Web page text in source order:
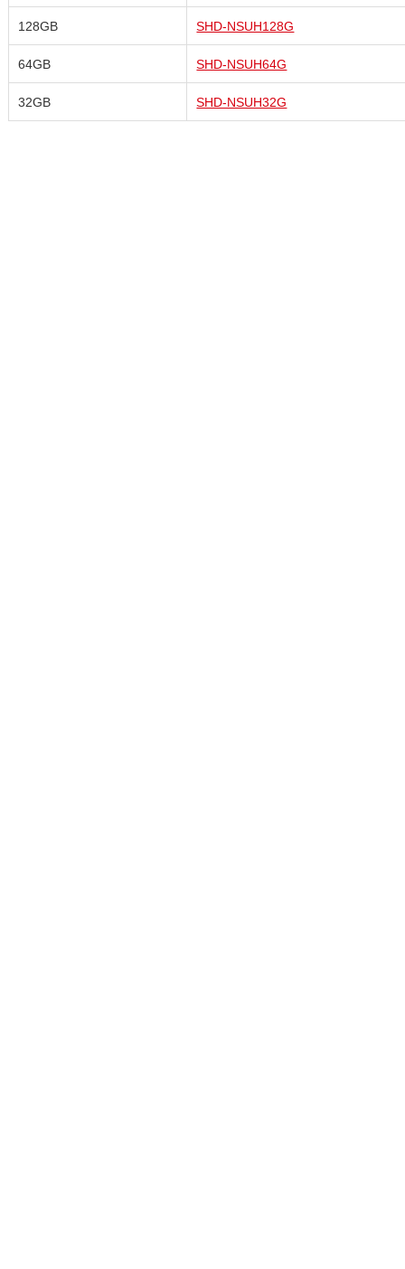
128GB SHD-NSUH128G
64GB SHD-NSUH64G
32GB SHD-NSUH32G